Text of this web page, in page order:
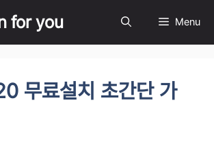
for you Menu
무료설치 초간단 가